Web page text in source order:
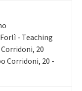
- Teaching
Corridoni, 20
Corridoni, 20 -